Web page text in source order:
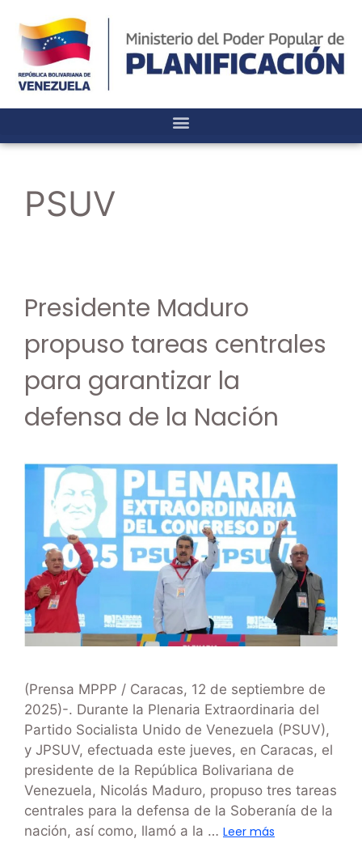
PSUV
Presidente Maduro
propuso tareas centrales
para garantizar la
defensa de la Nación
(Prensa MPPP / Caracas, 12 de septiembre de
2025)-. Durante la Plenaria Extraordinaria del
Partido Socialista Unido de Venezuela (PSUV),
y JPSUV, efectuada este jueves, en Caracas, el
presidente de la República Bolivariana de
Venezuela, Nicolás Maduro, propuso tres tareas
centrales para la defensa de la Soberanía de la
nación, así como, llamó a la … Leer más